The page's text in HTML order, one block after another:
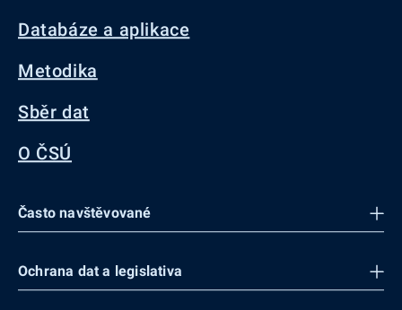
Databáze a aplikace
Metodika
Sběr dat
O ČSÚ
Často navštěvované
Ochrana dat a legislativa